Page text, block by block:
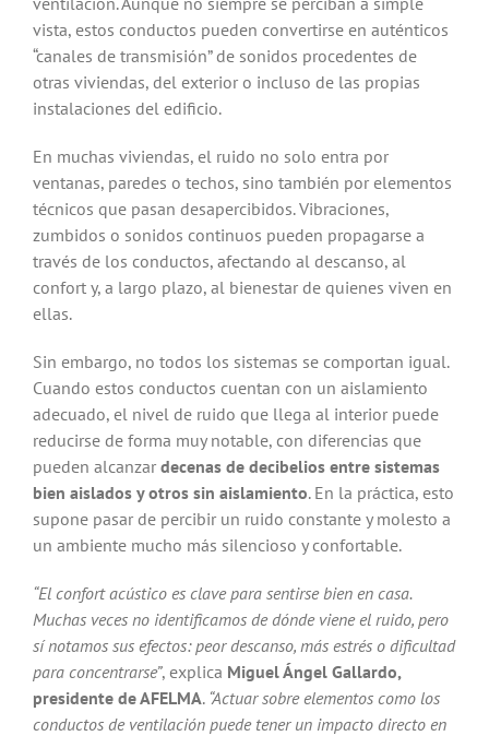
vista, estos conductos pueden convertirse en auténticos
“canales de transmisión” de sonidos procedentes de
otras viviendas, del exterior o incluso de las propias
instalaciones del edificio.
En muchas viviendas, el ruido no solo entra por
ventanas, paredes o techos, sino también por elementos
técnicos que pasan desapercibidos. Vibraciones,
zumbidos o sonidos continuos pueden propagarse a
través de los conductos, afectando al descanso, al
confort y, a largo plazo, al bienestar de quienes viven en
ellas.
Sin embargo, no todos los sistemas se comportan igual.
Cuando estos conductos cuentan con un aislamiento
adecuado, el nivel de ruido que llega al interior puede
reducirse de forma muy notable, con diferencias que
pueden alcanzar decenas de decibelios entre sistemas
bien aislados y otros sin aislamiento. En la práctica, esto
supone pasar de percibir un ruido constante y molesto a
un ambiente mucho más silencioso y confortable.
“El confort acústico es clave para sentirse bien en casa.
Muchas veces no identificamos de dónde viene el ruido, pero
sí notamos sus efectos: peor descanso, más estrés o dificultad
para concentrarse”, explica Miguel Ángel Gallardo,
presidente de AFELMA. “Actuar sobre elementos como los
conductos de ventilación puede tener un impacto directo en